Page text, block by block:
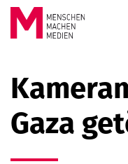
Springe zum Inhalt
MACHEN
MEDIEN
Gaza